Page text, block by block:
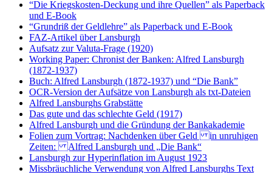
“Die Kriegskosten-Deckung und ihre Quellen” als Paperback
und E-Book
“Grundriß der Geldlehre” als Paperback und E-Book
FAZ-Artikel über Lansburgh
Aufsatz zur Valuta-Frage (1920)
Working Paper: Chronist der Banken: Alfred Lansburgh
(1872-1937)
Buch: Alfred Lansburgh (1872-1937) und “Die Bank”
OCR-Version der Aufsätze von Lansburgh als txt-Dateien
Alfred Lansburghs Grabstätte
Das gute und das schlechte Geld (1917)
Alfred Lansburgh und die Gründung der Bankakademie
Folien zum Vortrag: Nachdenken über Geld in unruhigen
Zeiten: Alfred Lansburgh und „Die Bank“
Lansburgh zur Hyperinflation im August 1923
Missbräuchliche Verwendung von Alfred Lansburghs Text